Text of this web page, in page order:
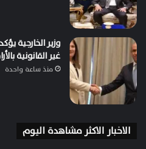
وزير الخارجية
غير القانونية
منذ ساعة واحدة
الاخبار الاكثر مشاهدة اليوم